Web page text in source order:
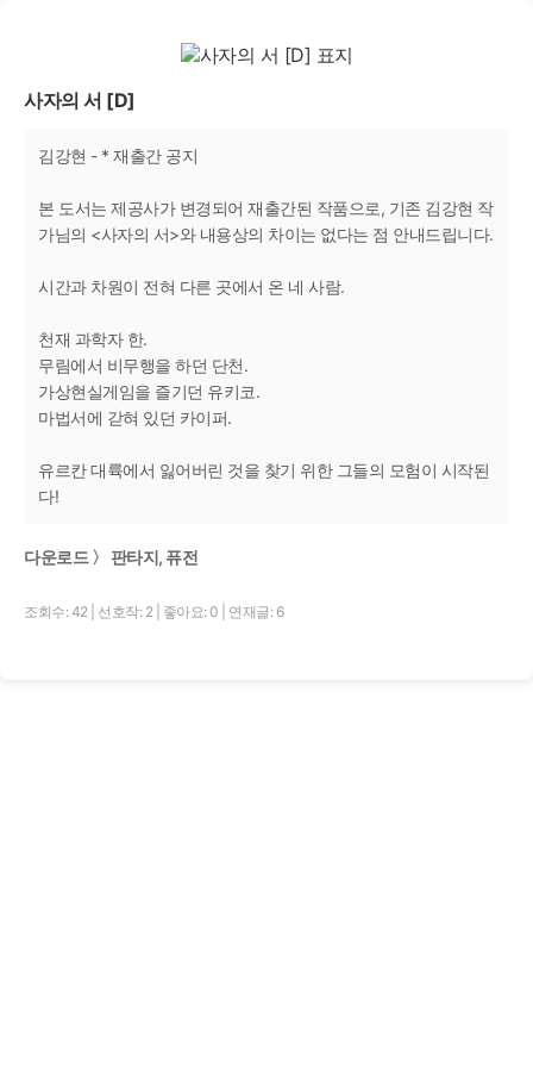
사자의 서 [D]
김강현 - * 재출간 공지
본 도서는 제공사가 변경되어 재출간된 작품으로, 기존 김강현 작
가님의 <사자의 서>와 내용상의 차이는 없다는 점 안내드립니다.
시간과 차원이 전혀 다른 곳에서 온 네 사람.
천재 과학자 한.
무림에서 비무행을 하던 단천.
가상현실게임을 즐기던 유키코.
마법서에 갇혀 있던 카이퍼.
유르칸 대륙에서 잃어버린 것을 찾기 위한 그들의 모험이 시작된
다!
다운로드 〉 판타지, 퓨전
조회수: 42 선호작: 2 좋아요: 0 연재글: 6